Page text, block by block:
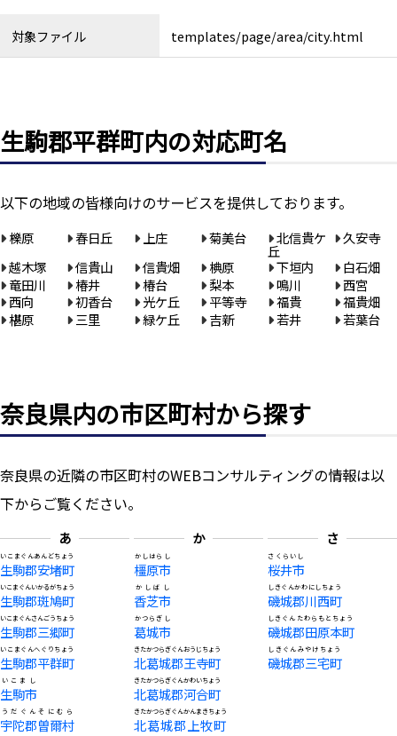
対象ファイル templates/page/area/city.html
生駒郡平群町内の対応町名
以下の地域の皆様向けのサービスを提供しております。
櫟原 春日丘 上庄 菊美台 北信貴ケ
丘
久安寺
越木塚
信貴山 信貴畑 椣原 下垣内
白石畑
竜田川
椿井 椿台 梨本 鳴川
西宮
西向
初香台 光ケ丘 平等寺 福貴
福貴畑
椹原
三里 緑ケ丘 吉新 若井 若葉台
奈良県内の市区町村から探す
奈良県の近隣の市区町村のWEBコンサルティングの情報は以
下からご覧ください。
あ
生駒郡安堵町
いこまぐんあんどちょう
生駒郡斑鳩町
いこまぐんいかるがちょう
生駒郡三郷町
いこまぐんさんごうちょう
生駒郡平群町
いこまぐんへぐりちょう
生駒市
いこまし
宇陀郡曽爾村
うだぐんそにむら
か
橿原市
かしはらし
香芝市
かしばし
葛城市
かつらぎし
北葛城郡王寺町
きたかつらぎぐんおうじちょう
北葛城郡河合町
きたかつらぎぐんかわいちょう
北葛城郡上牧町
きたかつらぎぐんかんまきちょう
さ
桜井市
さくらいし
磯城郡川西町
しきぐんかわにしちょう
磯城郡田原本町
しきぐんたわらもとちょう
磯城郡三宅町
しきぐんみやけちょう